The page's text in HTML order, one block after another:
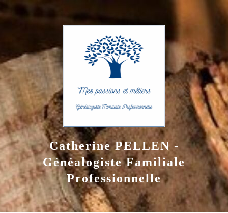
Catherine PELLEN -
Généalogiste Familiale
Professionnelle